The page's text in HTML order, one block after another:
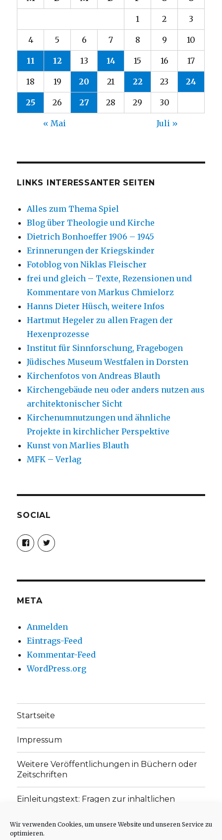
Wir verwenden Cookies, um unsere Website und unseren Service zu
optimieren.
1 2 3
4 5 6 7 8 9 10
11 12 13 14 15 16 17
18 19 20 21 22 23 24
25 26 27 28 29 30
« Mai Juli »
LINKS INTERESSANTER SEITEN
Alles zum Thema Spiel
Blog über Theologie und Kirche
Dietrich Bonhoeffer 1906 – 1945
Erinnerungen der Kriegskinder
Fotoblog von Niklas Fleischer
frei und gleich – Texte, Rezensionen und
Kommentare von Markus Chmielorz
Hanns Dieter Hüsch, weitere Infos
Hartmut Hegeler zu allen Fragen der
Hexenprozesse
Institut für Sinnforschung, Fragebogen
Jüdisches Museum Westfalen in Dorsten
Kirchenfotos von Andreas Blauth
Kirchengebäude neu oder anders nutzen aus
architektonischer Sicht
Kirchenumnutzungen und ähnliche
Projekte in kirchlicher Perspektive
Kunst von Marlies Blauth
MFK – Verlag
SOCIAL
Profil
von
christoph.fleischer1
anzeigen
Profil
von
anzeigen
META
Anmelden
Eintrags-Feed
Kommentar-Feed
WordPress.org
Startseite
Impressum
Weitere Veröffentlichungen in Büchern oder
Zeitschriften
Einleitungstext: Fragen zur inhaltlichen
„schwachen Glaubens“